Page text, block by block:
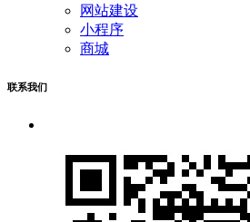
网站建设
小程序
商城
联系我们